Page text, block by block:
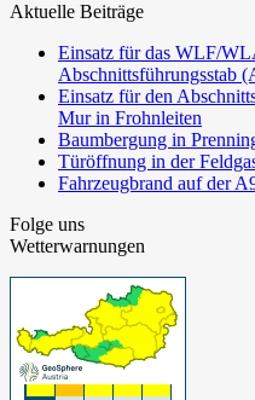
Aktuelle Beiträge
Einsatz für das WLF/
Abschnittsführungsstab
Einsatz für den
Mur in Frohnleiten
Baumbergung in
Türöffnung in der
Fahrzeugbrand auf der
Folge uns
Wetterwarnungen